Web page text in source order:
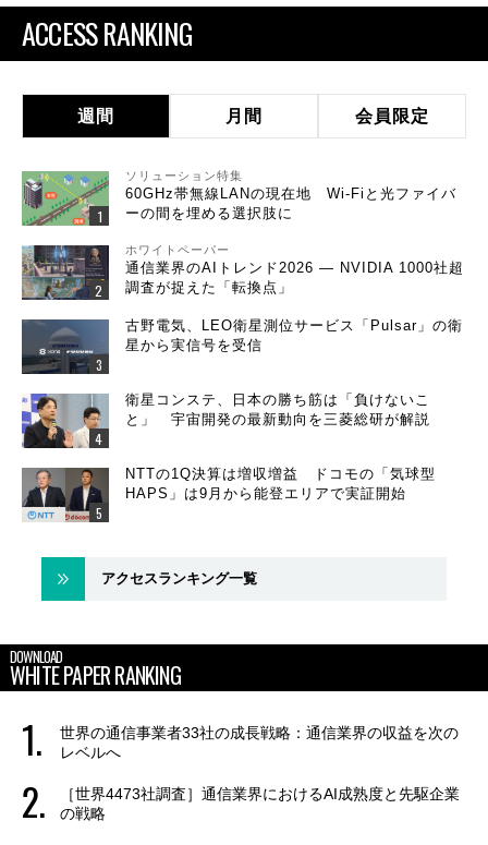
ACCESS RANKING
週間 月間 会員限定
ソリューション特集
60GHz帯無線LANの現在地 Wi-Fiと光ファイバ
ーの間を埋める選択肢に
ホワイトペーパー
通信業界のAIトレンド2026 ― NVIDIA 1000社超
調査が捉えた「転換点」
古野電気、LEO衛星測位サービス「Pulsar」の衛
星から実信号を受信
衛星コンステ、日本の勝ち筋は「負けないこ
と」 宇宙開発の最新動向を三菱総研が解説
NTTの1Q決算は増収増益 ドコモの「気球型
HAPS」は9月から能登エリアで実証開始
アクセスランキング一覧
DOWNLOAD
WHITE PAPER RANKING
世界の通信事業者33社の成長戦略：通信業界の収益を次の
レベルへ
［世界4473社調査］通信業界におけるAI成熟度と先駆企業
の戦略